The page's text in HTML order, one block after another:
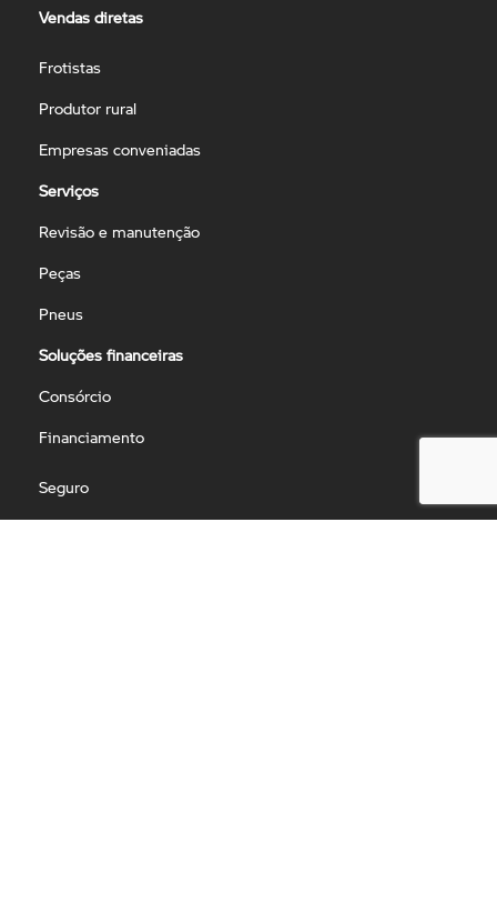
Vendas diretas
Frotistas
Produtor rural
Empresas conveniadas
Serviços
Revisão e manutenção
Peças
Pneus
Soluções financeiras
Consórcio
Financiamento
Seguro
Contato